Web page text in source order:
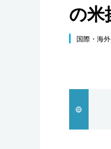
社会
文化
スポーツ・東
の米
国際・海外